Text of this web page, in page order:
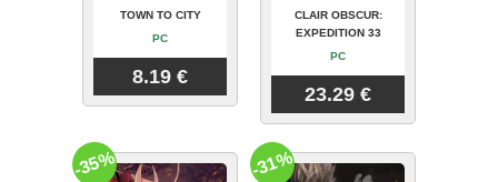
TOWN TO CITY
PC
8.19 €
CLAIR OBSCUR:
EXPEDITION 33
PC
23.29 €
-35% -31%